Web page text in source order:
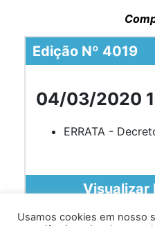
Edição Nº 4019
04/03/2020
ERRATA -
Visualizar
Usamos cookies em nosso